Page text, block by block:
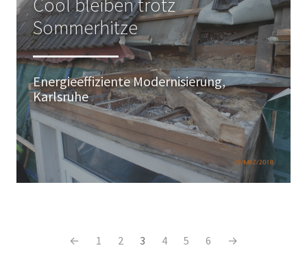
Sommerhitze
Energieeffiziente Modernisierung,
Karlsruhe
← 1 2 3 4 5 6 →